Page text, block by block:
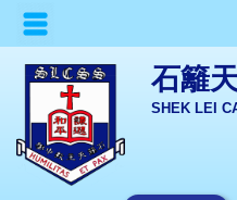
石籬
SHEK LEI